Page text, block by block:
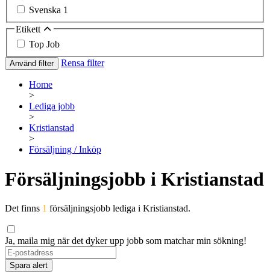
Svenska 1
Etikett
Top Job
Använd filter Rensa filter
Home
>
Lediga jobb
>
Kristianstad
>
Försäljning / Inköp
Försäljningsjobb i Kristianstad
Det finns 1 försäljningsjobb lediga i Kristianstad.
Ja, maila mig när det dyker upp jobb som matchar min sökning!
If
you
are
Spara alert